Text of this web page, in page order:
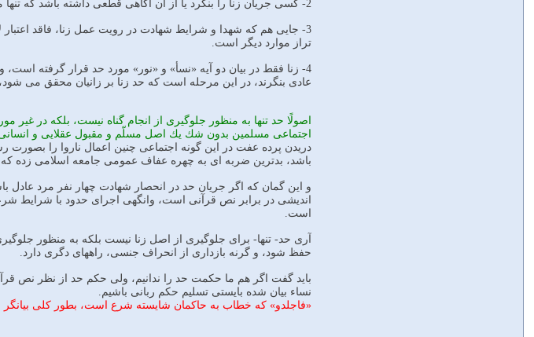
2- كسى جريان زنا را بنگرد يا از آن آگاهى قطعى داشته باشد كه تنها مورد نهى از منكر است.
3- جايى هم كه شهدا و شرايط شهادت در رويت عمل زنا، فاقد
تراز موارد ديگر است.
4- زنا فقط در بيان دو آيه «نسأ» و «نور» مورد حد قرار گرفته
عادى بنگرند، در اين مرحله است كه حد زنا بر زانيان محقق مى شود،
اصولًا حد تنها به منظور جلوگيرى از انجام گناه نيست، بلكه در
اجتماعى مسلمين بدون شك يك اصل مسلّم و مقبول عقلايى و
دريدن پرده عفت در اين گونه اجتماعى چنين اعمال ناروا را بصورت
باشد، بدترين ضربه اى به چهره عفاف عمومى جامعه اسلامى زده
و اين گمان كه اگر جريان حد در انحصار شهادت چهار نفر مرد عادل
انديشى در برابر نص قرآنى است، وانگهى اجراى حدود با شرايط
است.
آرى حد- تنها- براى جلوگيرى از اصل زنا نيست بلكه به منظور
حفظ شود، و گرنه بازدارى از انحراف جنسى، راههاى دگرى دارد.
بايد گفت اگر هم ما حكمت حد را ندانيم، ولى حكم حد از نظر نص
نساء بيان شده بايستى تسليم حكم ربانى باشيم.
«فاجلدو» كه خطاب به حاكمان شايسته شرع است، بطور كلى